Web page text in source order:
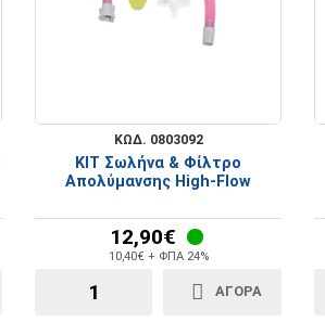
ΚΩΔ. 0803092
ΚΙΤ Σωλήνα & Φίλτρο
Απολύμανσης High-Flow
12,90€
10,40€ + ΦΠΑ 24%
ΑΓΟΡΑ